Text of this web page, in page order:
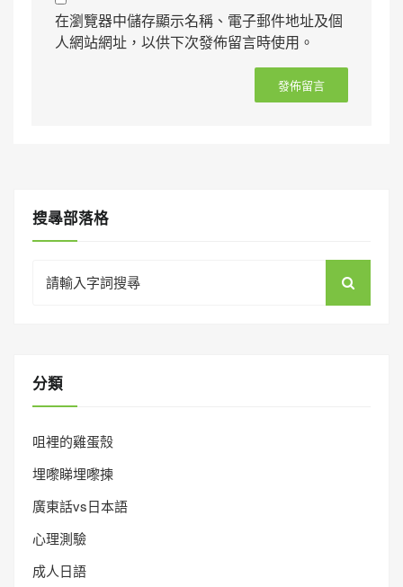
在瀏覽器中儲存顯示名稱、電子郵件地址及個
人網站網址，以供下次發佈留言時使用。
搜㝷部落格
for:
分類
咀裡的雞蛋殼
埋嚟睇埋嚟揀
廣東話vs日本語
心理測驗
成人日語